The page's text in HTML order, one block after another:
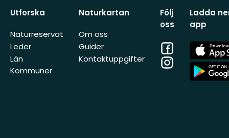
Utforska
Naturreservat
Leder
Län
Kommuner
Naturkartan
Om oss
Guider
Kontaktuppgifter
Följ
oss
Facebook
Instagram
Ladda
app
App
Store
App
Store